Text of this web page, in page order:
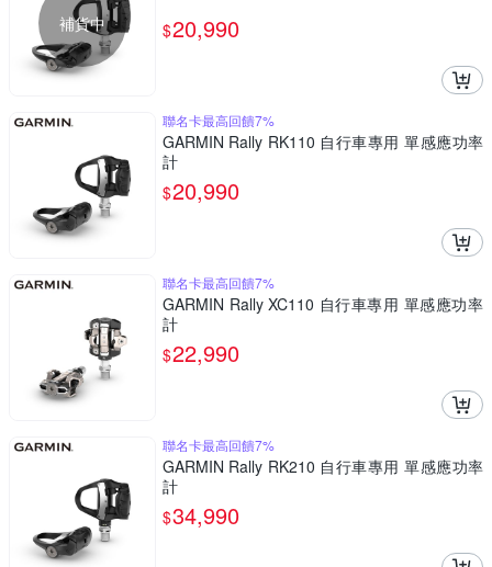
補貨中 $20,990
聯名卡最高回饋7%
GARMIN Rally RK110 自行車專用 單感應功率
計
$20,990
聯名卡最高回饋7%
GARMIN Rally XC110 自行車專用 單感應功率
計
$22,990
聯名卡最高回饋7%
GARMIN Rally RK210 自行車專用 單感應功率
計
$34,990